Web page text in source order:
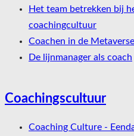
Het team betrekken bij
coachingcultuur
Coachen in de Metaverse
De lijnmanager als coach
Coachingscultuur
Coaching Culture -